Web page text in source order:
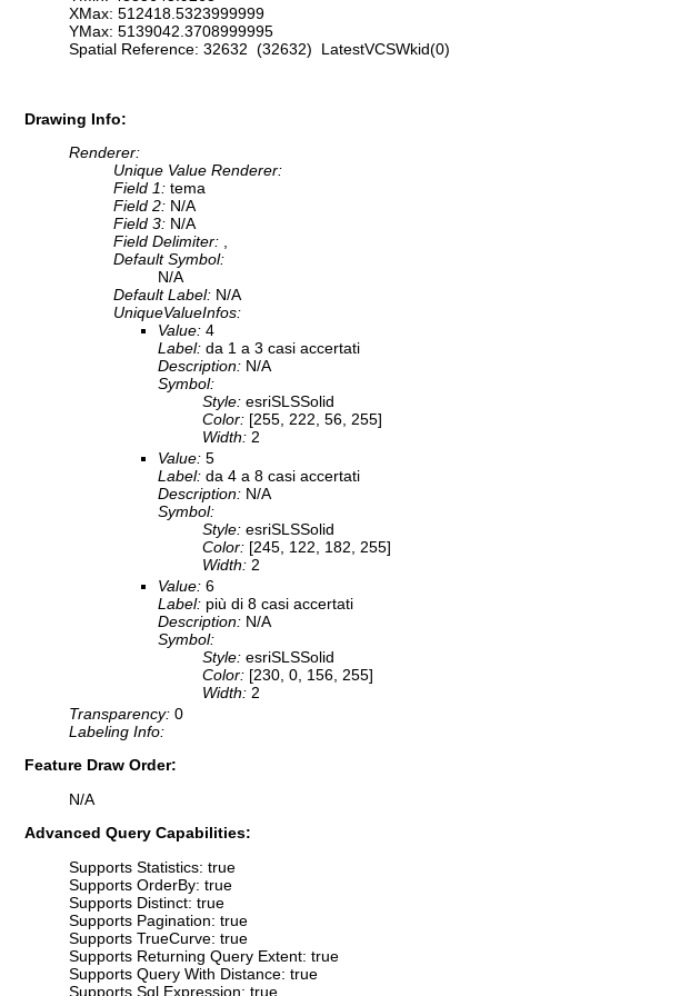
XMax: 512418.5323999999
YMax: 5139042.3708999995
Spatial Reference: 32632 (32632) LatestVCSWkid(0)
Drawing Info:
Renderer:
Unique Value Renderer:
Field 1: tema
Field 2: N/A
Field 3: N/A
Field Delimiter:
Default Symbol:
N/A
Default Label: N/A
UniqueValueInfos:
Value: 4
Label: da 1 a 3 casi accertati
Description: N/A
Symbol:
Style: esriSLSSolid
Color: [255, 222, 56, 255]
Width: 2
Value: 5
Label: da 4 a 8 casi accertati
Description: N/A
Symbol:
Style: esriSLSSolid
Color: [245, 122, 182, 255]
Width: 2
Value: 6
Label: più di 8 casi accertati
Description: N/A
Symbol:
Style: esriSLSSolid
Color: [230, 0, 156, 255]
Width: 2
Transparency: 0
Labeling Info:
Feature Draw Order:
N/A
Advanced Query Capabilities:
Supports Statistics: true
Supports OrderBy: true
Supports Distinct: true
Supports Pagination: true
Supports TrueCurve: true
Supports Returning Query Extent: true
Supports Query With Distance: true
Supports Sql Expression: true